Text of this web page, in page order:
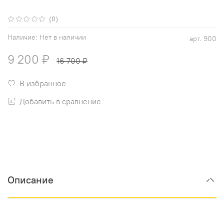
(0)
арт. 900
Наличие: Нет в наличии
9 200 ₽ 16 700 ₽
В избранное
Добавить в сравнение
Описание